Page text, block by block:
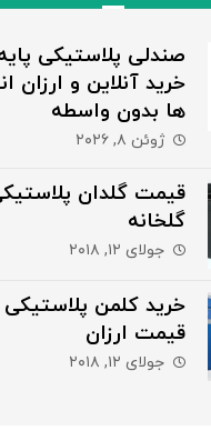
صندلی پلاستیکی
خرید آنلاین و ارزان
ها بدون واسطه
ژوئن ۸, ۲۰۲۶
قیمت گلدان
گلخانه
جولای ۱۲, ۲۰۱۸
خرید کلمن
قیمت ارزان
جولای ۱۲, ۲۰۱۸